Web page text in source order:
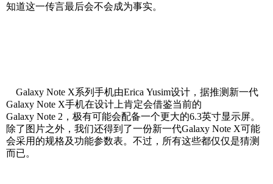
知道这一传言最后会不会成为事实。
Galaxy Note X系列手机由Erica Yusim设计，据推测新一代
Galaxy Note X手机在设计上肯定会借鉴当前的
Galaxy Note 2，极有可能会配备一个更大的6.3英寸显示屏。
除了图片之外，我们还得到了一份新一代Galaxy Note X可能
会采用的规格及功能参数表。不过，所有这些都仅仅是猜测
而已。